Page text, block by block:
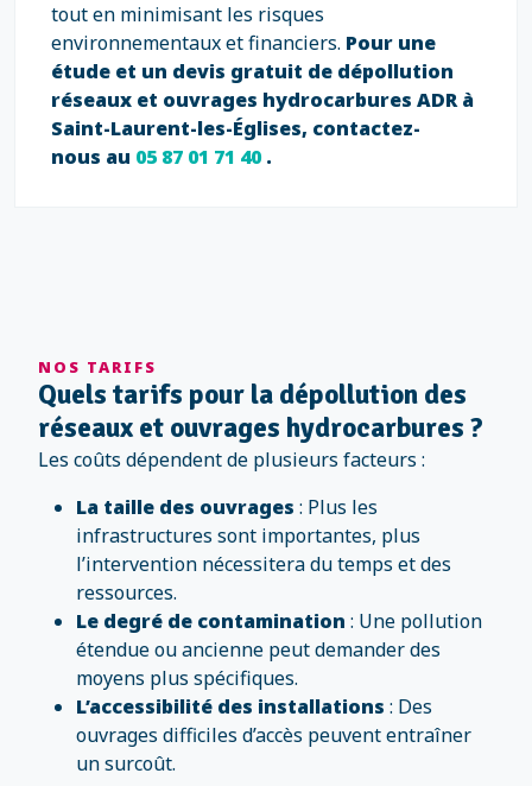
tout en minimisant les risques
environnementaux et financiers. Pour une
étude et un devis gratuit de dépollution
réseaux et ouvrages hydrocarbures ADR à
Saint-Laurent-les-Églises, contactez-
nous au 05 87 01 71 40.
NOS TARIFS
Quels tarifs pour la dépollution des
réseaux et ouvrages hydrocarbures ?
Les coûts dépendent de plusieurs facteurs :
La taille des ouvrages : Plus les
infrastructures sont importantes, plus
l’intervention nécessitera du temps et des
ressources.
Le degré de contamination : Une pollution
étendue ou ancienne peut demander des
moyens plus spécifiques.
L’accessibilité des installations : Des
ouvrages difficiles d’accès peuvent entraîner
un surcoût.